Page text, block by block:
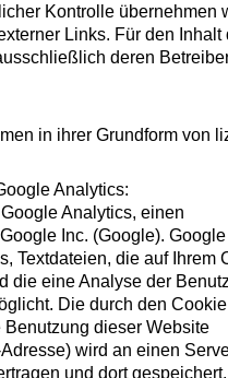
Kontrolle übernehmen
Links. Für den Inhalt
deren
in ihrer Grundform von
Analytics:
Analytics, einen
Inc. (Google).
Textdateien, die auf Ihrem
die eine Analyse der
Die durch den
Benutzung dieser Website
wird an einen
und dort